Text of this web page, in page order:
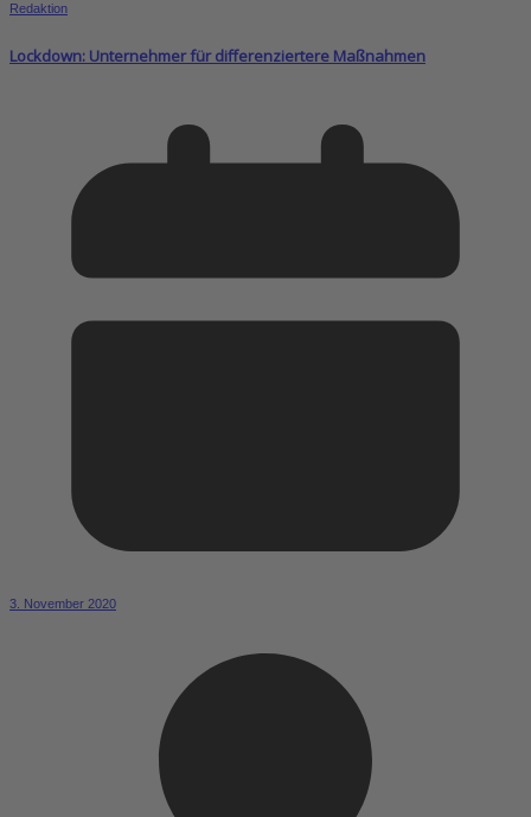
Redaktion
Lockdown: Unternehmer für differenziertere Maßnahmen
3. November 2020